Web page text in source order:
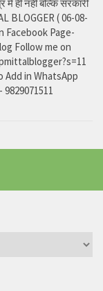
में ही नहीं बल्कि सरकारी
BLOGGER ( 06-08-
Facebook Page-
Follow me on
in WhatsApp